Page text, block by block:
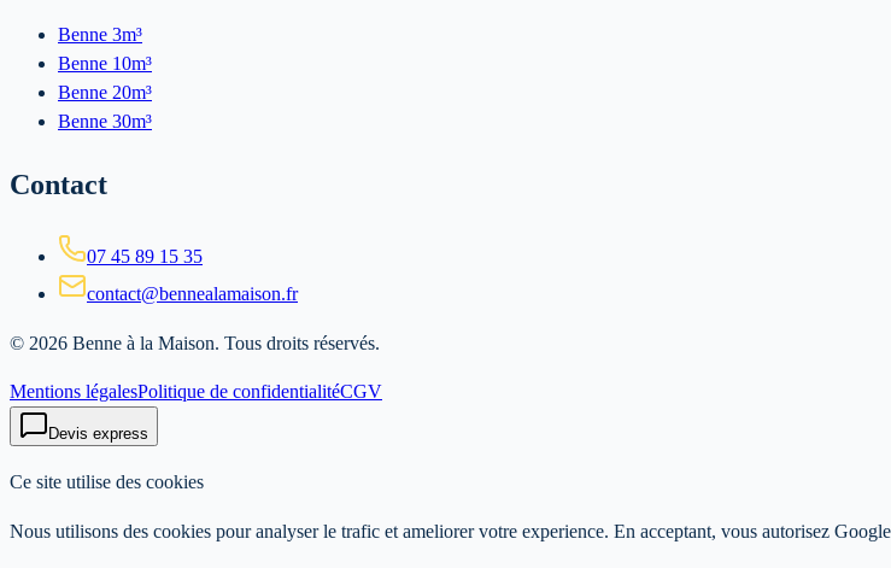
Benne 3m³
Benne 10m³
Benne 20m³
Benne 30m³
Contact
07 45 89 15 35
contact@bennealamaison.fr
© 2026 Benne à la Maison. Tous droits réservés.
Mentions légalesPolitique de confidentialitéCGV
Devis express
Ce site utilise des cookies
Nous utilisons des cookies pour analyser le trafic et ameliorer votre experience. En acceptant, vous autorisez